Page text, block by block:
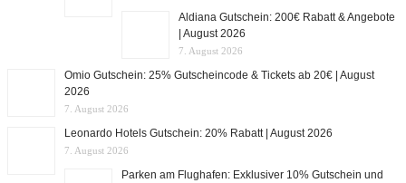
Aldiana Gutschein: 200€ Rabatt & Angebote
| August 2026
7. August 2026
Omio Gutschein: 25% Gutscheincode & Tickets ab 20€ | August
2026
7. August 2026
Leonardo Hotels Gutschein: 20% Rabatt | August 2026
7. August 2026
Parken am Flughafen: Exklusiver 10% Gutschein und